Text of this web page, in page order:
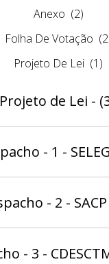
Anexo (2)
Folha De Votação
Projeto De Lei (1)
Projeto de Lei -
- 1 -
- 2 -
- 3 -